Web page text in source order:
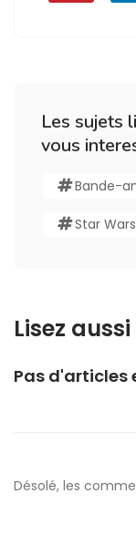
Les sujets
vous
Bande-
Star Wars
Lisez
Pas d'articles
Désolé, les